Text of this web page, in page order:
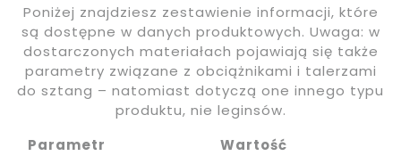
Poniżej znajdziesz zestawienie informacji, które
są dostępne w danych produktowych. Uwaga: w
dostarczonych materiałach pojawiają się także
parametry związane z obciążnikami i talerzami
do sztang – natomiast dotyczą one innego typu
produktu, nie leginsów.
Parametr
Wartość